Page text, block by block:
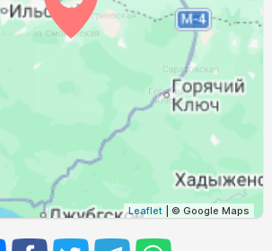
05:43 12:26 16:10 19:08 20:34
05:44 19:06 20:32
16:08 19:04 20:30
Leaflet | © Google Maps